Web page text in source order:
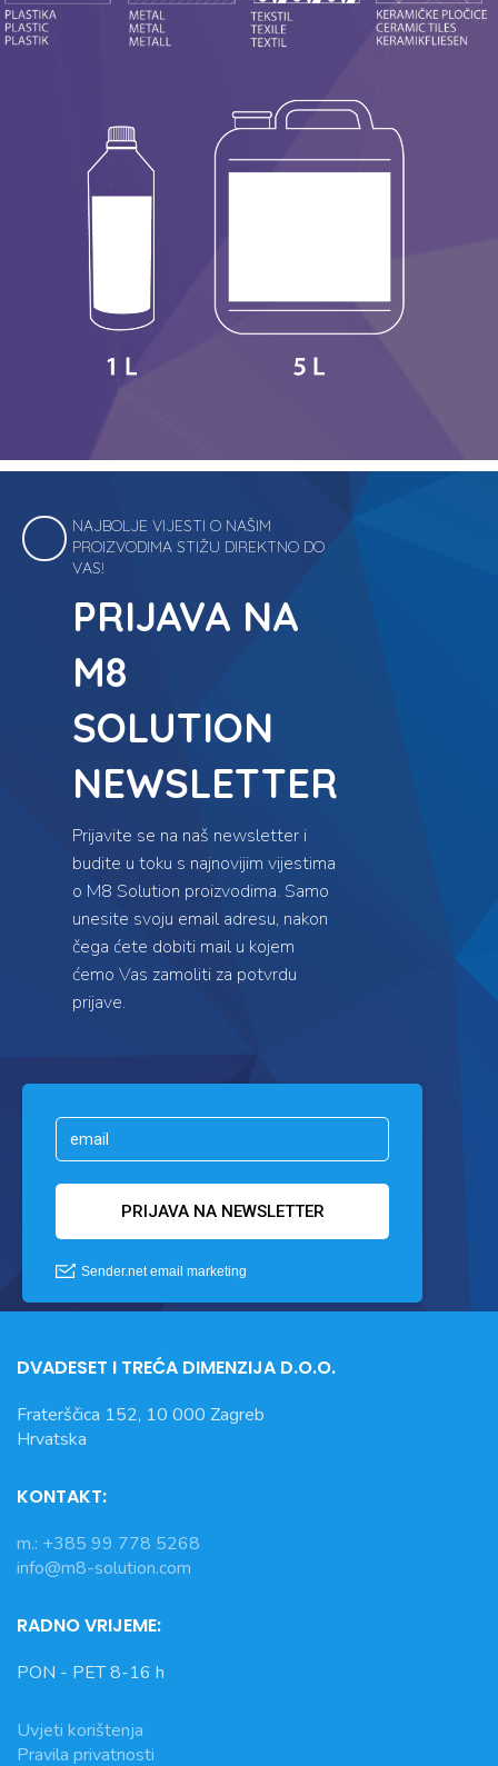
NAJBOLJE VIJESTI O NAŠIM
PROIZVODIMA STIŽU DIREKTNO DO
VAS!
PRIJAVA NA
M8
SOLUTION
NEWSLETTER
Prijavite se na naš newsletter i
budite u toku s najnovijim vijestima
o M8 Solution proizvodima. Samo
unesite svoju email adresu, nakon
čega ćete dobiti mail u kojem
ćemo Vas zamoliti za potvrdu
prijave.
DVADESET I TREĆA DIMENZIJA D.O.O.
Fraterščica 152, 10 000 Zagreb
Hrvatska
KONTAKT:
m.: +385 99 778 5268
info@m8-solution.com
RADNO VRIJEME:
PON - PET 8-16 h
Uvjeti korištenja
Pravila privatnosti